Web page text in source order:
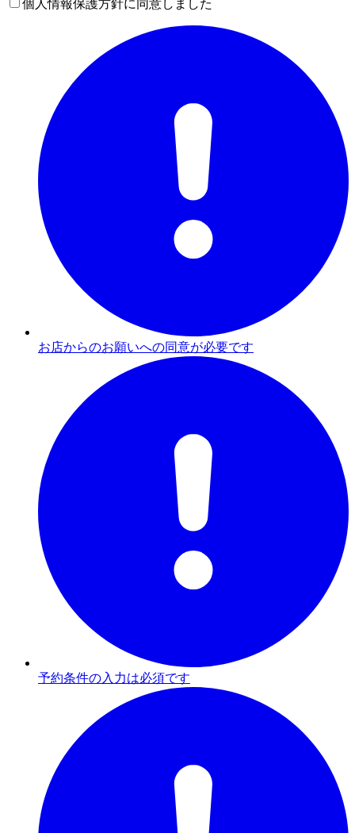
個人情報保護方針に同意しました
お店からのお願いへの同意が必要です
予約条件の入力は必須です